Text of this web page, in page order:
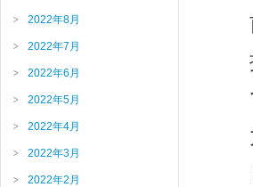
2022年8月
2022年7月
2022年6月
2022年5月
2022年4月
2022年3月
2022年2月